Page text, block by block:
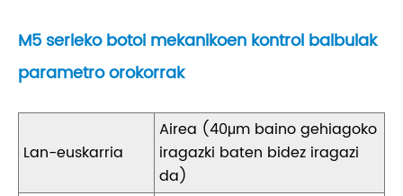
M5 serieko botoi mekanikoen kontrol balbulak
parametro orokorrak
Lan-euskarria
Airea (40μm baino gehiagoko
iragazki baten bidez iragazi
da)